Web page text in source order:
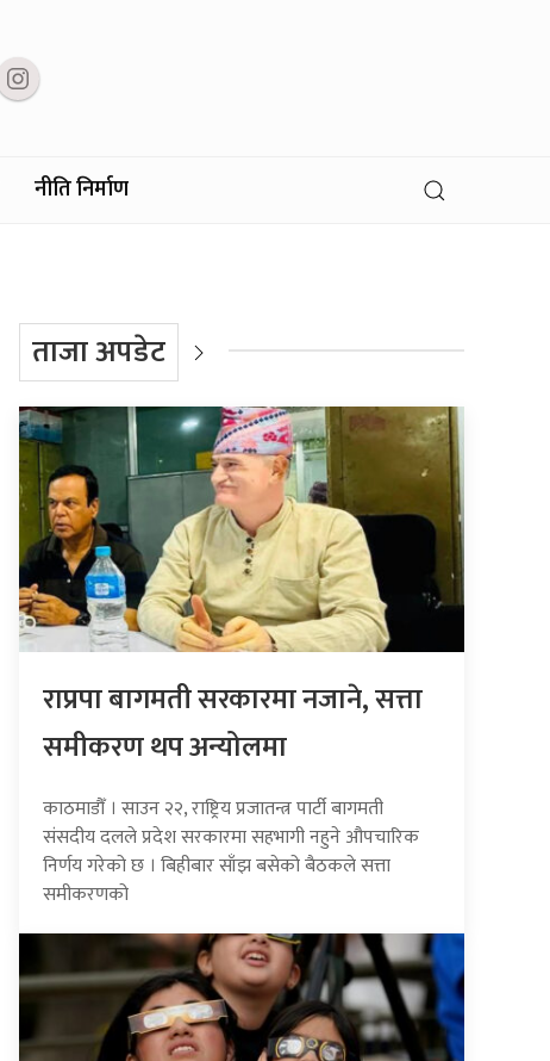
नीति निर्माण
ताजा अपडेट
राप्रपा बागमती सरकारमा नजाने, सत्ता
समीकरण थप अन्योलमा
काठमाडौँ । साउन २२, राष्ट्रिय प्रजातन्त्र पार्टी बागमती
संसदीय दलले प्रदेश सरकारमा सहभागी नहुने औपचारिक
निर्णय गरेको छ । बिहीबार साँझ बसेको बैठकले सत्ता
समीकरणको